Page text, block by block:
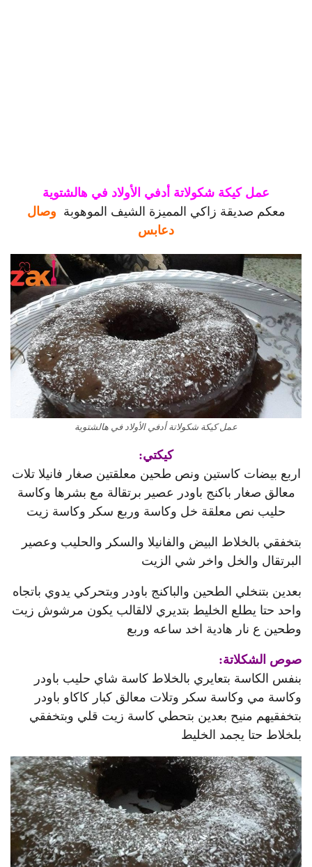
معكم صديقة زاكي المميزة الشيف الموهوبة وصال
دعابس
كيكتي:
اربع بيضات كاستين ونص طحين معلقتين صغار فانيلا تلات
معالق صغار باكنج باودر عصير برتقالة مع بشرها وكاسة
حليب نص معلقة خل وكاسة وربع سكر وكاسة زيت
بتخفقي بالخلاط البيض والفانيلا والسكر والحليب وعصير
البرتقال والخل واخر شي الزيت
بعدين بتنخلي الطحين والباكنج باودر وبتحركي يدوي باتجاه
واحد حتا يطلع الخليط بتديري لالقالب يكون مرشوش زيت
وطحين ع نار هادية اخد ساعه وربع
صوص الشكلاتة:
بنفس الكاسة بتعايري بالخلاط كاسة شاي حليب باودر
وكاسة مي وكاسة سكر وتلات معالق كبار كاكاو باودر
بتخفقيهم منيح بعدين بتحطي كاسة زيت قلي وبتخفقي
بلخلاط حتا يجمد الخليط